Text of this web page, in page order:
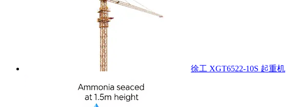
徐工 XGT6522-10S 起重机